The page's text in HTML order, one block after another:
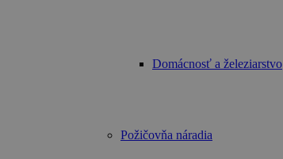
Domácnosť a železiarstvo
Požičovňa náradia